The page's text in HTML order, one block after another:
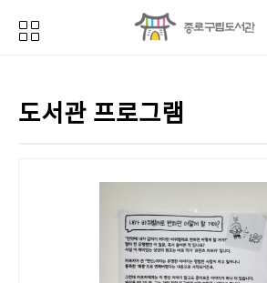
도서관 프로그램